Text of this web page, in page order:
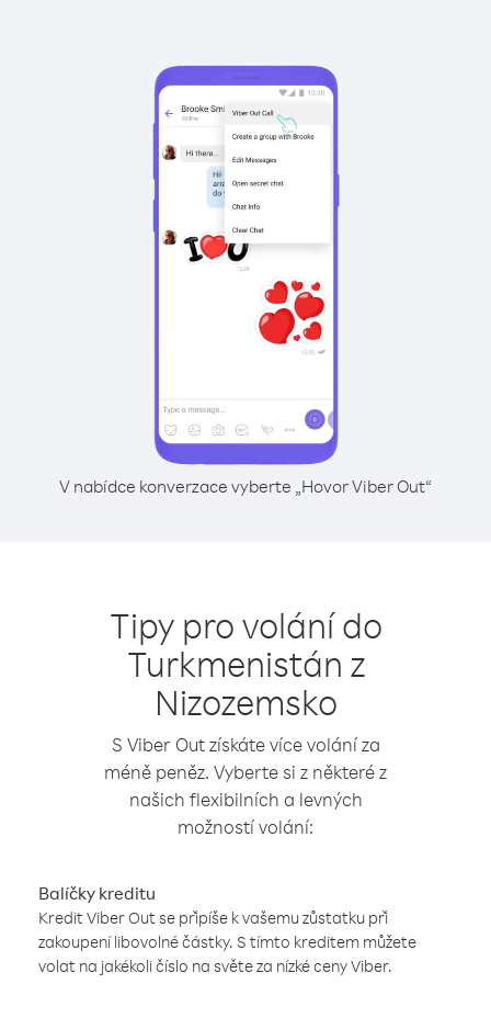
V nabídce konverzace vyberte „Hovor Viber Out“
Tipy pro volání do
Turkmenistán z
Nizozemsko
S Viber Out získáte více volání za
méně peněz. Vyberte si z některé z
našich flexibilních a levných
možností volání:
Balíčky kreditu
Kredit Viber Out se připíše k vašemu zůstatku při
zakoupení libovolné částky. S tímto kreditem můžete
volat na jakékoli číslo na světe za nízké ceny Viber.